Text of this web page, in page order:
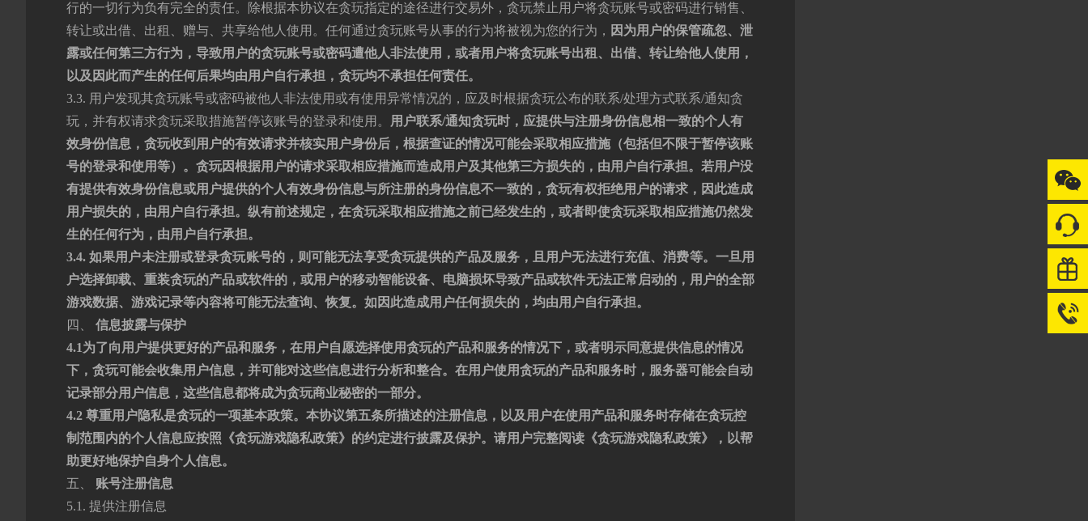
行的一切行为负有完全的责任。除根据本协议在贪玩指定的途径进行交易外，贪玩禁止用户将贪玩账号或密码进行销售、
转让或出借、出租、赠与、共享给他人使用。任何通过贪玩账号从事的行为将被视为您的行为， 因为用户的保管疏忽、泄
露或任何第三方行为，导致用户的贪玩账号或密码遭他人非法使用， 或者用户将贪玩账号出租、出借、转让给他人使用，
以及因此而产生的任何后果均由用户自行承担 ，贪玩均不承担任何责任。
3.3. 用户发现其贪玩账号或密码被他人非法使用或有使用异常情况的，应及时根据贪玩公布的联系/处理方式联系/通知贪
玩，并有权请求贪玩采取措施暂停该账号的登录和使用。
用户联系/通知贪玩时，应提供与注册身份信息相一致的个人有
效身份信息， 贪玩收到用户的有效请求并核实用户身份后，根据查证的情况可能会采取相应措施（包括但不限于暂停该账
号的登录和使用等）。贪玩因根据用户的请求采取相应措施而造成用户及其他第三方损失的，由用户自行承担。若用户没
有提供有效身份信息或用户提供的个人有效身份信息与所注册的身份信息不一致的，贪玩有权拒绝用户的请求，因此造成
用户损失的，由用户自行承担。纵有前述规定，在贪玩采取相应措施之前已经发生的，或者即使贪玩采取相应措施仍然发
生的任何行为，由用户自行承担。
3.4.如果用户未注册或登录贪玩账号的，则可能无法享受贪玩提供的产品及服务，且用户无法进行充值、消费等。一旦用
户选择卸载、重装贪玩的产品或软件的，或用户的移动智能设备、电脑损坏导致产品或软件无法正常启动的，用户的全部
游戏数据、游戏记录等内容将可能无法查询、恢复。如因此造成用户任何损失的，均由用户自行承担。
四、 信息披露与保护
4.1为了向用户提供更好的产品和服务，在用户自愿选择使用贪玩的产品和服务的情况下，或者明示同意提供信息的情况
下，贪玩可能会收集用户信息，并可能对这些信息进行分析和整合。在用户使用贪玩的产品和服务时，服务器可能会自动
记录部分用户信息，这些信息都将成为贪玩商业秘密的一部分。
4.2 尊重用户隐私是贪玩的一项基本政策。本协议第五条所描述的注册信息，以及用户在使用产品和服务时存储在贪玩控
制范围内的个人信息应按照《贪玩游戏隐私政策》的约定进行披露及保护。请用户完整阅读《贪玩游戏隐私政策》，以帮
助更好地保护自身个人信息。
五、 账号注册信息
5.1. 提供注册信息